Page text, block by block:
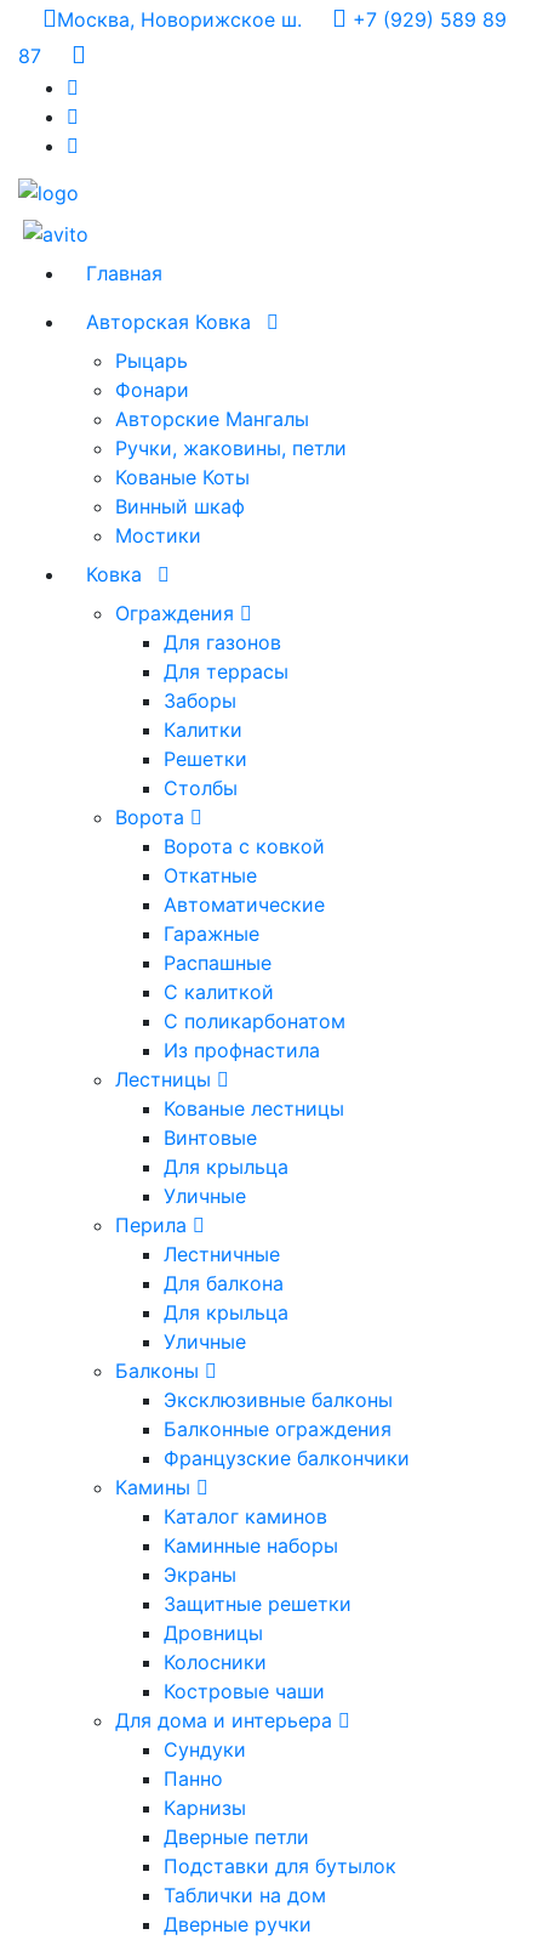
Москва, Новорижское ш.
+7 (929) 589 89
87
Главная
Авторская Ковка
Рыцарь
Фонари
Авторские Мангалы
Ручки, жаковины, петли
Кованые Коты
Винный шкаф
Мостики
Ковка
Ограждения
Для газонов
Для террасы
Заборы
Калитки
Решетки
Столбы
Ворота
Ворота с ковкой
Откатные
Автоматические
Гаражные
Распашные
С калиткой
С поликарбонатом
Из профнастила
Лестницы
Кованые лестницы
Винтовые
Для крыльца
Уличные
Перила
Лестничные
Для балкона
Для крыльца
Уличные
Балконы
Эксклюзивные балконы
Балконные ограждения
Французские балкончики
Камины
Каталог каминов
Каминные наборы
Экраны
Защитные решетки
Дровницы
Колосники
Костровые чаши
Для дома и интерьера
Сундуки
Панно
Карнизы
Дверные петли
Подставки для бутылок
Таблички на дом
Дверные ручки